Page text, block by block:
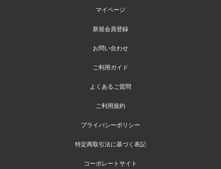
マイページ
新規会員登録
お問い合わせ
ご利用ガイド
よくあるご質問
ご利用規約
プライバシーポリシー
特定商取引法に基づく表記
コーポレートサイト